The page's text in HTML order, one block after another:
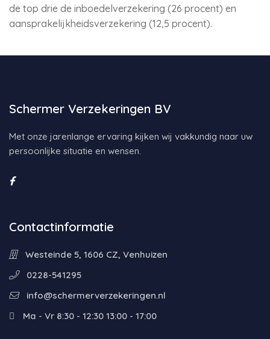
de top drie de inboedelverzekering (26 procent) en
aansprakelijkheidsverzekering (12,5 procent).
Schermer Verzekeringen BV
Met onze jarenlange ervaring kijken wij vakkundig naar uw
persoonlijke situatie en wensen.
Contactinformatie
Westeinde 5, 1606 CZ, Venhuizen
0228-541295
info@schermerverzekeringen.nl
Ma - Vr 8:30 - 12:30 13:00 - 17:00